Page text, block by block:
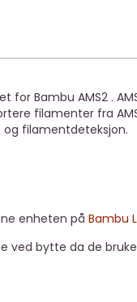
for Bambu AMS2 .
filamenter fra
filamentdeteksjon.
enheten på Bambu
ved bytte da de